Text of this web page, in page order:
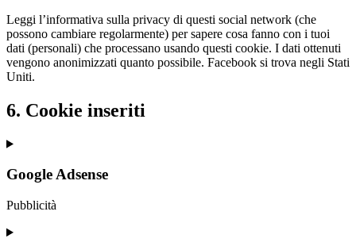
Leggi l’informativa sulla privacy di questi social network (che
possono cambiare regolarmente) per sapere cosa fanno con i tuoi
dati (personali) che processano usando questi cookie. I dati ottenuti
vengono anonimizzati quanto possibile. Facebook si trova negli Stati
Uniti.
6. Cookie inseriti
Google Adsense
Pubblicità
Consent